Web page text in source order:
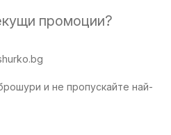
промоции?
и не пропускайте най-